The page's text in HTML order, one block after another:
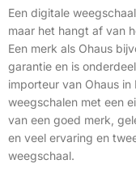
Een digitale
maar het hangt af van
Een merk als Ohaus
garantie en is
importeur van Ohaus
weegschalen met een
van een goed merk,
en veel ervaring en
weegschaal.